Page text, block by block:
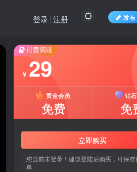
发布
登录 注册
付费阅读
￥ 29
黄金会员
免费
钻
免
立即购买
您当前未登录！建议登陆后购买，可保
单